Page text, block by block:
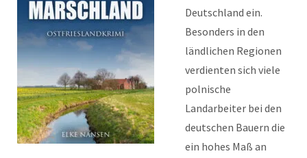
Deutschland ein.
Besonders in den
ländlichen Regionen
verdienten sich viele
polnische
Landarbeiter bei den
deutschen Bauern die
ein hohes Maß an